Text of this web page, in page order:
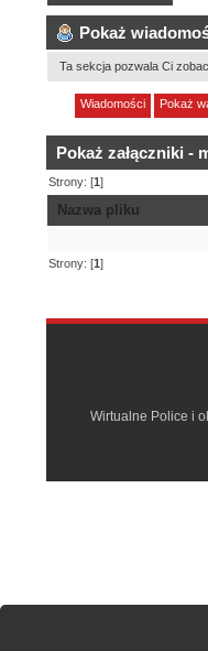
Pokaż
Ta sekcja pozwala Ci
Wiadomości Pokaż
Pokaż załączniki -
Strony: [1]
Nazwa pliku
Strony: [1]
Wirtualne Police i